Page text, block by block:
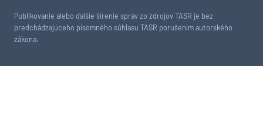
Publikovanie alebo ďalšie šírenie správ zo zdrojov TASR je bez
predchádzajúceho písomného súhlasu TASR porušením autorského
zákona.